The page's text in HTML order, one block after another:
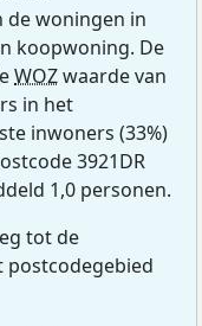
de woningen in
koopwoning. De
WOZwaarde van
in het
inwoners (33%)
3921DR
1,0 personen.
tot de
postcodegebied